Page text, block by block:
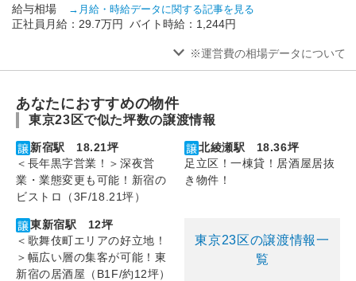
給与相場 →月給・時給データに関する記事を見る
正社員月給：29.7万円 バイト時給：1,244円
※運営費の相場データについて
あなたにおすすめの物件
東京23区で似た坪数の譲渡情報
新宿駅 18.21坪
＜長年黒字営業！＞深夜営
業・業態変更も可能！新宿の
ビストロ（3F/18.21坪）
北綾瀬駅 18.36坪
足立区！一棟貸！居酒屋居抜
き物件！
東新宿駅 12坪
＜歌舞伎町エリアの好立地！
＞幅広い層の集客が可能！東
新宿の居酒屋（B1F/約12坪）
東京23区の譲渡情報一
覧